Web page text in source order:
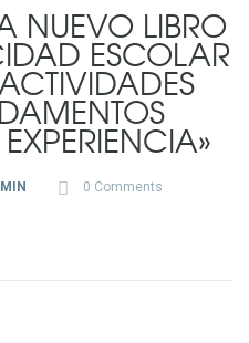
NUEVO LIBRO
ESCOLAR
0 Comments